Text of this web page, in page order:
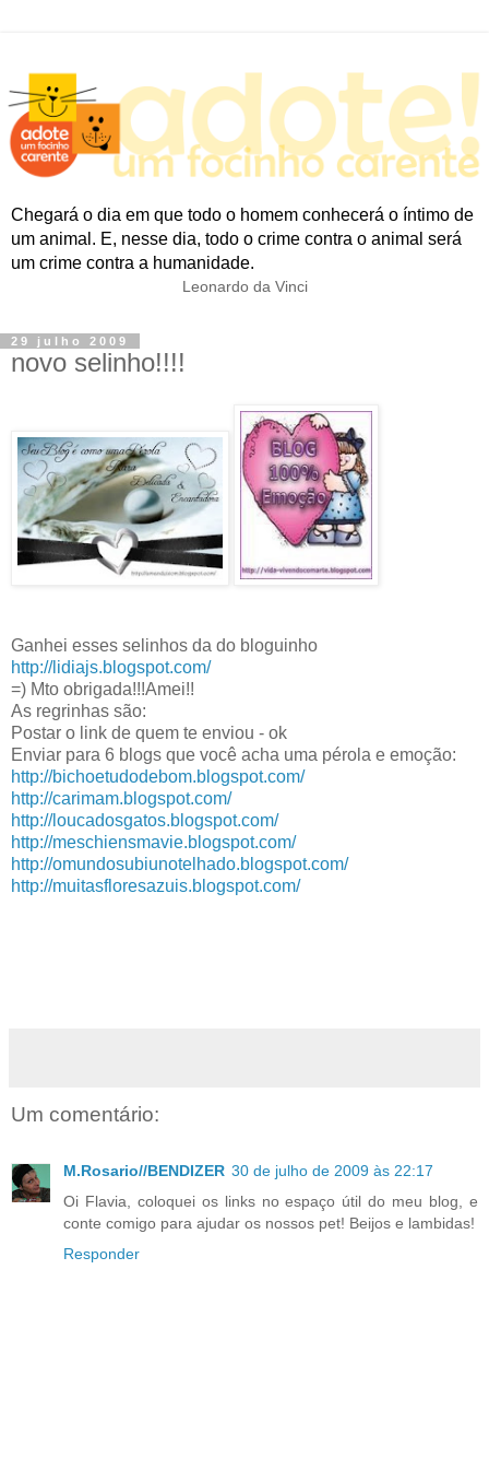
Chegará o dia em que todo o homem conhecerá o íntimo de
um animal. E, nesse dia, todo o crime contra o animal será
um crime contra a humanidade.
Leonardo da Vinci
29 julho 2009
novo selinho!!!!
Ganhei esses selinhos da do bloguinho
http://lidiajs.blogspot.com/
=) Mto obrigada!!!Amei!!
As regrinhas são:
Postar o link de quem te enviou - ok
Enviar para 6 blogs que você acha uma pérola e emoção:
http://bichoetudodebom.blogspot.com/
http://carimam.blogspot.com/
http://loucadosgatos.blogspot.com/
http://meschiensmavie.blogspot.com/
http://omundosubiunotelhado.blogspot.com/
http://muitasfloresazuis.blogspot.com/
Um comentário:
M.Rosario//BENDIZER 30 de julho de 2009 às 22:17
Oi Flavia, coloquei os links no espaço útil do meu blog, e
conte comigo para ajudar os nossos pet! Beijos e lambidas!
Responder